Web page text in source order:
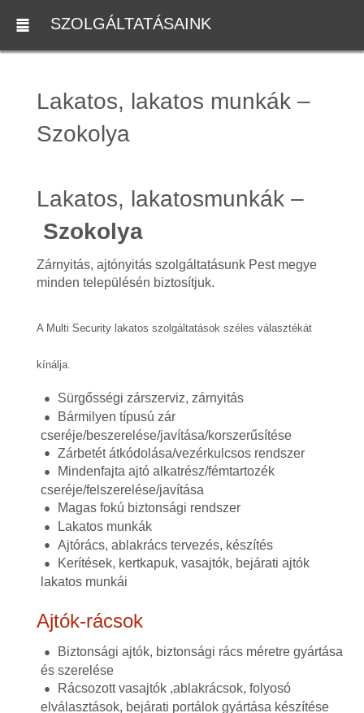
SZOLGÁLTATÁSAINK
Lakatos, lakatos munkák –
Szokolya
Lakatos, lakatosmunkák –
Szokolya
Zárnyitás, ajtónyitás szolgáltatásunk Pest megye
minden településén biztosítjuk.
A Multi Security lakatos szolgáltatások széles választékát
kínálja.
Sürgősségi zárszerviz, zárnyitás
Bármilyen típusú zár
cseréje/beszerelése/javítása/korszerűsítése
Zárbetét átkódolása/vezérkulcsos rendszer
Mindenfajta ajtó alkatrész/fémtartozék
cseréje/felszerelése/javítása
Magas fokú biztonsági rendszer
Lakatos munkák
Ajtórács, ablakrács tervezés, készítés
Kerítések, kertkapuk, vasajtók, bejárati ajtók
lakatos munkái
Ajtók-rácsok
Biztonsági ajtók, biztonsági rács méretre gyártása
és szerelése
Rácsozott vasajtók ,ablakrácsok, folyosó
elválasztások, bejárati portálok gyártása készítése